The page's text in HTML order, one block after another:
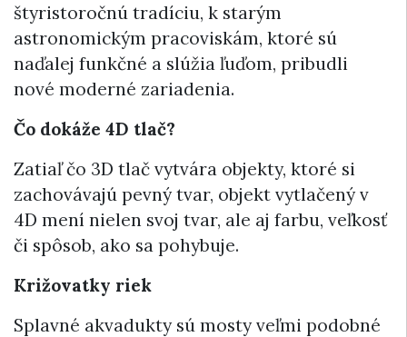
štyristoročnú tradíciu, k starým
astronomickým pracoviskám, ktoré sú
naďalej funkčné a slúžia ľuďom, pribudli
nové moderné zariadenia.
Čo dokáže 4D tlač?
Zatiaľ čo 3D tlač vytvára objekty, ktoré si
zachovávajú pevný tvar, objekt vytlačený v
4D mení nielen svoj tvar, ale aj farbu, veľkosť
či spôsob, ako sa pohybuje.
Križovatky riek
Splavné akvadukty sú mosty veľmi podobné